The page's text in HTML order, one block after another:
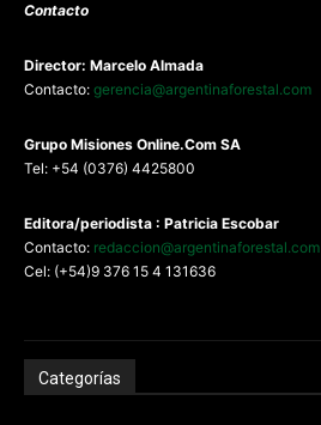
Contacto
Director: Marcelo Almada
Contacto: gerencia@argentinaforestal.com
Grupo Misiones Online.Com SA
Tel: +54 (0376) 4425800
Editora/periodista : Patricia Escobar
Contacto: redaccion@argentinaforestal.com
Cel: (+54)9 376 15 4 131636
Categorías